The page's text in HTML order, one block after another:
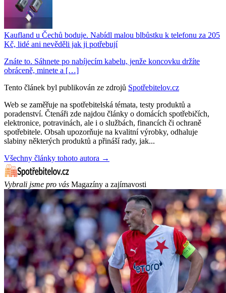
Kaufland u Čechů boduje. Nabídl malou blbůstku k telefonu za 205
Kč, lidé ani nevěděli jak ji potřebují
Znáte to. Sáhnete po nabíjecím kabelu, jenže koncovku držíte
obráceně, minete a […]
Tento článek byl publikován ze zdrojů Spotřebitelov.cz
Web se zaměřuje na spotřebitelská témata, testy produktů a
poradenství. Čtenáři zde najdou články o domácích spotřebičích,
elektronice, potravinách, ale i o službách, financích či ochraně
spotřebitele. Obsah upozorňuje na kvalitní výrobky, odhaluje
slabiny některých produktů a přináší rady, jak...
Všechny články tohoto autora →
Vybrali jsme pro vás Magazíny a zajímavosti